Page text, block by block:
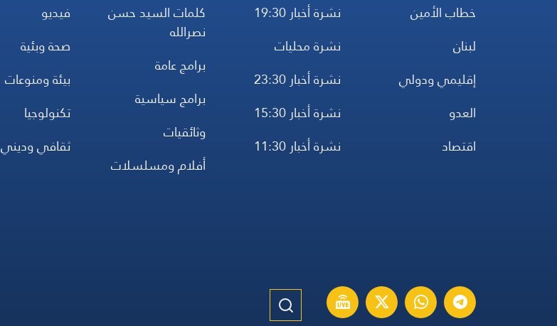
خطاب الأمين
لبنان
إقليمي ودولي
العدو
اقتصاد
نشرة أخبار 19:30
نشرة محليات
نشرة أخبار 23:30
نشرة أخبار 15:30
نشرة أخبار 11:30
كلمات السيد حسن
نصرالله
برامج عامة
برامج سياسية
وثائقيات
أفلام ومسلسلات
فيديو
صحة وبئية
بيئة ومنوعات
تكنولوجيا
ثقافي وديني